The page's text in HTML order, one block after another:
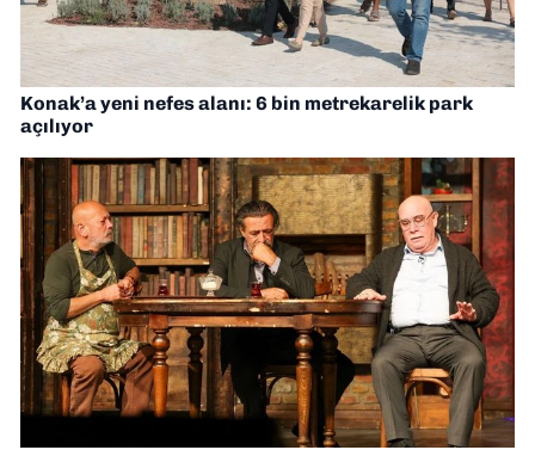
Konak’a yeni nefes alanı: 6 bin metrekarelik park
açılıyor